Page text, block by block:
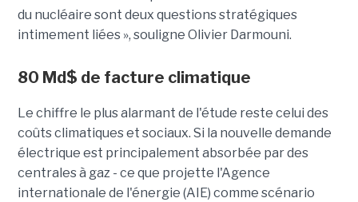
du nucléaire sont deux questions stratégiques
intimement liées », souligne Olivier Darmouni.
80 Md$ de facture climatique
Le chiffre le plus alarmant de l'étude reste celui des
coûts climatiques et sociaux. Si la nouvelle demande
électrique est principalement absorbée par des
centrales à gaz - ce que projette l'Agence
internationale de l'énergie (AIE) comme scénario